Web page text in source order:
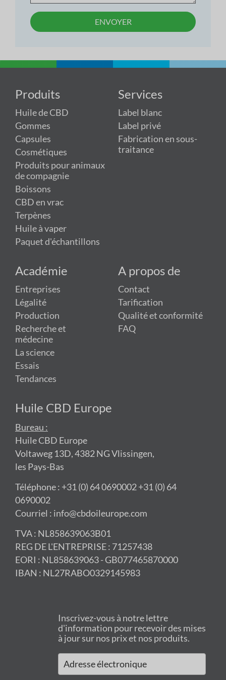
ENVOYER
Produits
Huile de CBD
Gommes
Capsules
Cosmétiques
Produits pour animaux
de compagnie
Boissons
CBD en vrac
Terpènes
Huile à vaper
Paquet d'échantillons
Services
Label blanc
Label privé
Fabrication en sous-
traitance
Académie
Entreprises
Légalité
Production
Recherche et
médecine
La science
Essais
Tendances
A propos de
Contact
Tarification
Qualité et conformité
FAQ
Huile CBD Europe
Bureau :
Huile CBD Europe
Voltaweg 13D, 4382 NG Vlissingen,
les Pays-Bas
Téléphone : +31 (0) 64 0690002 +31 (0) 64
0690002
Courriel : info@cbdoileurope.com
TVA : NL858639063B01
REG DE L'ENTREPRISE : 71257438
EORI : NL858639063 - GB077465870000
IBAN : NL27RABO0329145983
Inscrivez-vous à notre lettre
d'information pour recevoir des mises
à jour sur nos prix et nos produits.